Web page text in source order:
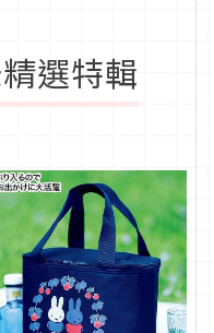
選特輯